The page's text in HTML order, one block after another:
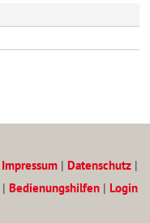
Impressum | Datenschutz |
| Bedienungshilfen | Login